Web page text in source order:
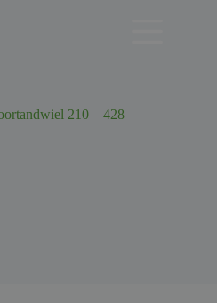
210 – 428